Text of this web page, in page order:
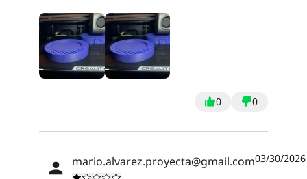
0 0
mario.alvarez.proyecta@gmail.com03/30/2026